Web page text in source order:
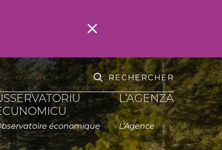
RECHERCHER
Observatoire économique
L’AGENZA
L’Agence